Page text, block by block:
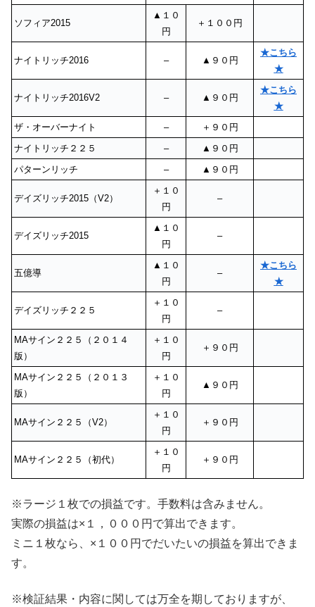
ソフィア2015
▲１０
円
＋１００円
ナイトリッチ2016 – ▲９０円
★こちら
★
ナイトリッチ2016V2 – ▲９０円
★こちら
★
ザ・オーバーナイト
–
＋９０円
ナイトリッチ２２５
–
▲９０円
パターンリッチ
– ▲９０円
デイズリッチ2015（V2）
＋１０
円
–
デイズリッチ2015
▲１０
円
–
五億導
▲１０
円
–
★こちら
★
デイズリッチ２２５
＋１０
円
–
MAサイン２２５（２０１４
版）
＋１０
円
＋９０円
MAサイン２２５（２０１３
版）
＋１０
円
▲９０円
MAサイン２２５（V2）
＋１０
円
＋９０円
MAサイン２２５（初代）
＋１０
円
＋９０円
※ラージ１枚での損益です。手数料は含みません。
実際の損益は×１，０００円で算出できます。
ミニ１枚なら、×１００円でだいたいの損益を算出できま
す。
※検証結果・内容に関しては万全を期しておりますが、